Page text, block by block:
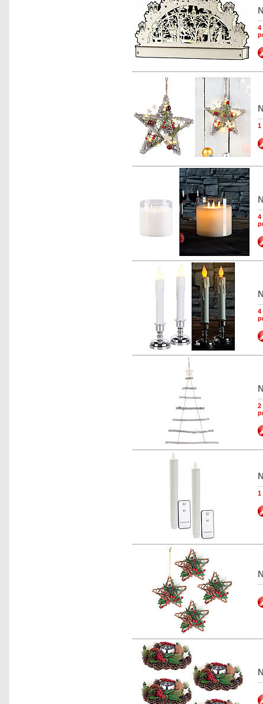
4
1
4
4
2
1